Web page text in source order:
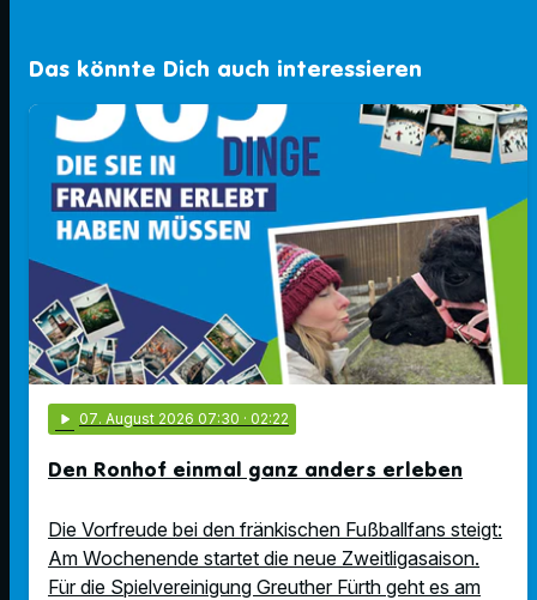
Das könnte Dich auch interessieren
play_arrow 07. August 2026 07:30 · 02:22
Den Ronhof einmal ganz anders erleben
Die Vorfreude bei den fränkischen Fußballfans steigt:
Am Wochenende startet die neue Zweitligasaison.
Für die Spielvereinigung Greuther Fürth geht es am